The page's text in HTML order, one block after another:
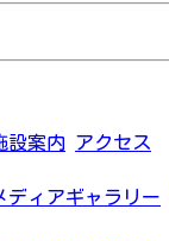
設案内 アクセス
ディアギャラリー